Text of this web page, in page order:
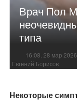
Врач Пол
типа
16:08, 28 мар 2026
Евгений Борисов
Некоторые